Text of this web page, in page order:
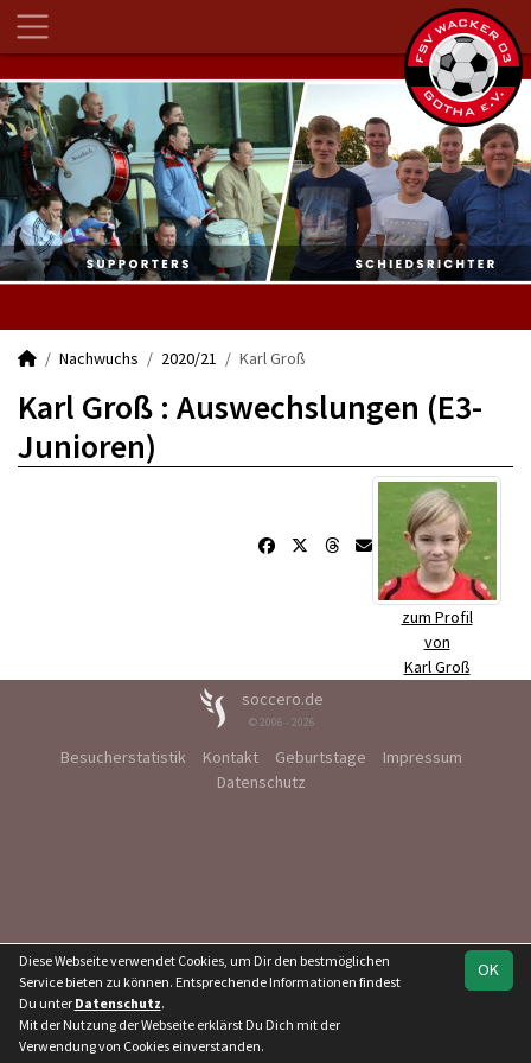
Nachwuchs 2020/21 Karl Groß
Karl Groß : Auswechslungen (E3-
Junioren)
zum Profil
von
Karl Groß
soccero.de
© 2006 - 2026
Besucherstatistik Kontakt Geburtstage
Impressum
Datenschutz
OK
Diese Webseite verwendet Cookies, um Dir den bestmöglichen
Service bieten zu können. Entsprechende Informationen findest
Du unter Datenschutz.
Mit der Nutzung der Webseite erklärst Du Dich mit der
Verwendung von Cookies einverstanden.